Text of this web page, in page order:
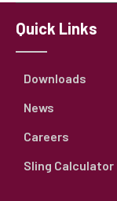
Quick Links
Downloads
News
Careers
Sling Calculator